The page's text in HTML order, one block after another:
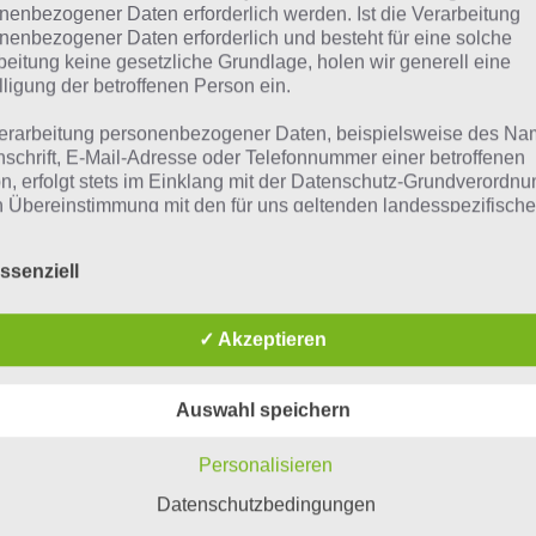
Daten erforderlich werden. Ist die Verarbeitung
Daten erforderlich und besteht für eine solche
keine gesetzliche Grundlage, holen wir generell eine
der betroffenen Person ein.
personenbezogener Daten, beispielsweise des
E-Mail-Adresse oder Telefonnummer einer betroffenen
erfolgt stets im Einklang mit der Datenschutz-
Übereinstimmung mit den für uns geltenden
genutzten und verarbeiteten personenbezogenen
als für die Verarbeitung Verantwortlicher zahlreiche
Schutz der über diese Internetseite verarbeiteten
Datenübertragungen grundsätzlich Sicherheitslücken
sodass ein absoluter Schutz nicht gewährleistet werden
Grund steht es jeder betroffenen Person frei,
✓ Akzeptieren
Auswahl speichern
Personalisieren
Datenschutzbedingungen